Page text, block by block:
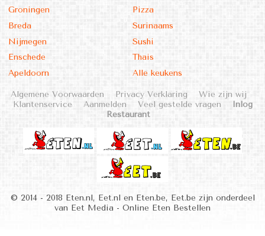
Groningen
Breda
Nijmegen
Enschede
Apeldoorn
Pizza
Surinaams
Sushi
Thais
Alle keukens
Algemene Voorwaarden Privacy Verklaring
Wie zijn wij
Klantenservice
Aanmelden Veel gestelde vragen
Inlog
Restaurant
© 2014 - 2018 Eten.nl, Eet.nl en Eten.be, Eet.be zijn onderdeel
van Eet Media - Online Eten Bestellen